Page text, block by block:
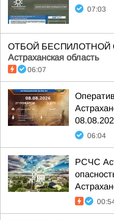
07:03
ОТБОЙ БЕСПИЛОТНОЙ
Астраханская область
06:07
06:04
РСЧС